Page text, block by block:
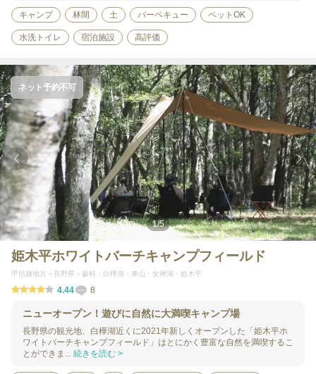
キャンプ 林間 土 バーベキュー ペットOK
水洗トイレ 宿泊施設 高評価
1/5
ネット予約不可
姫木平ホワイトバーチキャンプフィールド
甲信越地方 長野県 蓼科・白樺湖・車山・女神湖・姫木平
4.44 8
ニューオープン！遊びに自然に大満喫キャンプ場
長野県の観光地、白樺湖近くに2021年新しくオープンした「姫木平ホ
ワイトバーチキャンプフィールド」はとにかく豊富な自然を満喫するこ
とができま... 続きを読む >